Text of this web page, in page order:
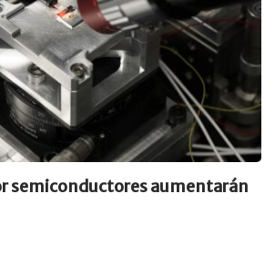
semiconductores aumentarán